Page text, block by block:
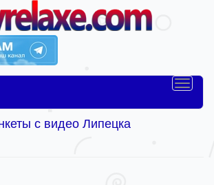
с видео Липецка